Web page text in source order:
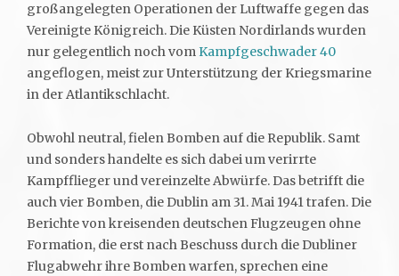
großangelegten Operationen der Luftwaffe gegen das
Vereinigte Königreich. Die Küsten Nordirlands wurden
nur gelegentlich noch vomKampfgeschwader 40
angeflogen, meist zur Unterstützung der Kriegsmarine
in der Atlantikschlacht.
Obwohl neutral, fielen Bomben auf die Republik. Samt
und sonders handelte es sich dabei um verirrte
Kampfflieger und vereinzelte Abwürfe. Das betrifft die
auch vier Bomben, die Dublin am 31. Mai 1941 trafen. Die
Berichte von kreisenden deutschen Flugzeugen ohne
Formation, die erst nach Beschuss durch die Dubliner
Flugabwehr ihre Bomben warfen, sprechen eine